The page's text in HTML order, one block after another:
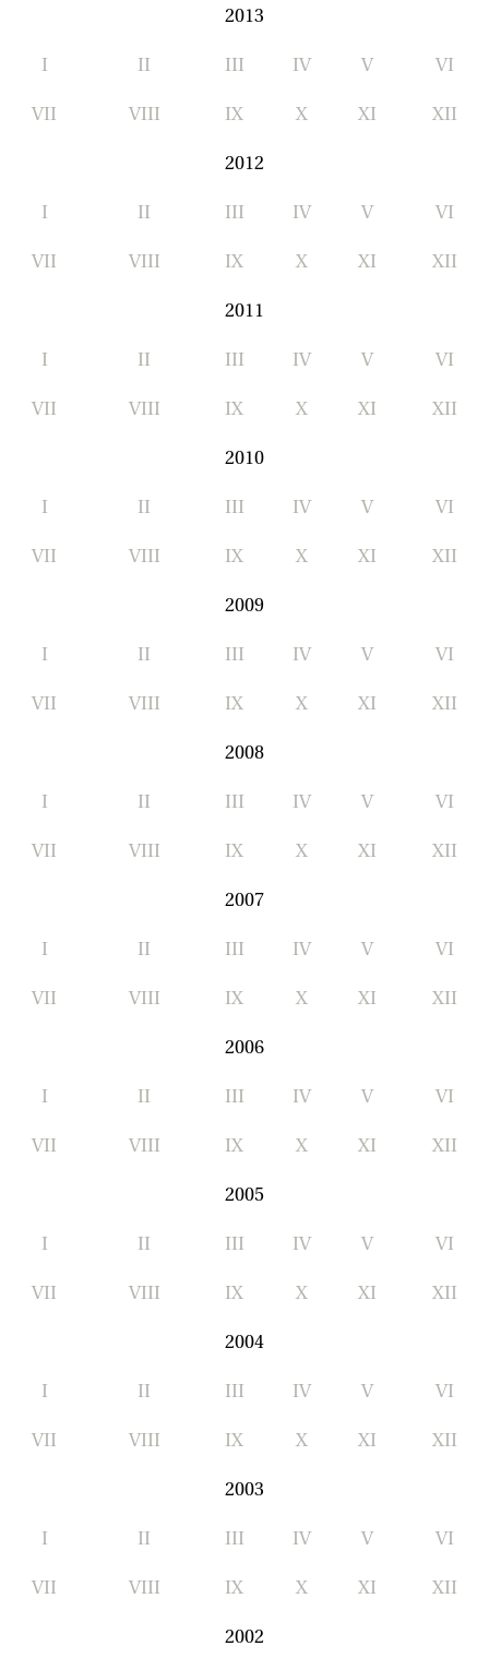
2013
I II III IV V VI
VII VIII IX X XI XII
2012
I II III IV V VI
VII VIII IX X XI XII
2011
I II III IV V VI
VII VIII IX X XI XII
2010
I II III IV V VI
VII VIII IX X XI XII
2009
I II III IV V VI
VII VIII IX X XI XII
2008
I II III IV V VI
VII VIII IX X XI XII
2007
I II III IV V VI
VII VIII IX X XI XII
2006
I II III IV V VI
VII VIII IX X XI XII
2005
I II III IV V VI
VII VIII IX X XI XII
2004
I II III IV V VI
VII VIII IX X XI XII
2003
I II III IV V VI
VII VIII IX X XI XII
2002